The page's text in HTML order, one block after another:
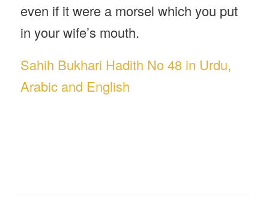
even if it were a morsel which you put
in your wife’s mouth.
Sahih Bukhari Hadith No 48 in Urdu,
Arabic and English